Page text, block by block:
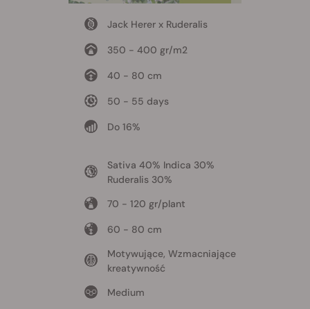
Jack Herer x Ruderalis
350 - 400 gr/m2
40 - 80 cm
50 - 55 days
Do 16%
Sativa 40% Indica 30%
Ruderalis 30%
70 - 120 gr/plant
60 - 80 cm
Motywujące, Wzmacniające
kreatywność
Medium